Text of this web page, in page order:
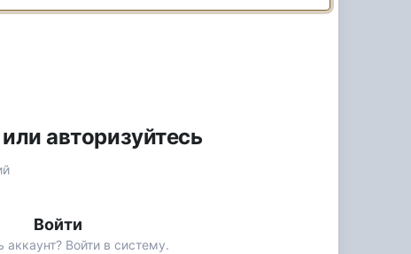
авторизуйтесь
Войти
аккаунт? Войти в систему.